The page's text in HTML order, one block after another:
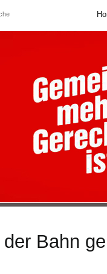
Bahn